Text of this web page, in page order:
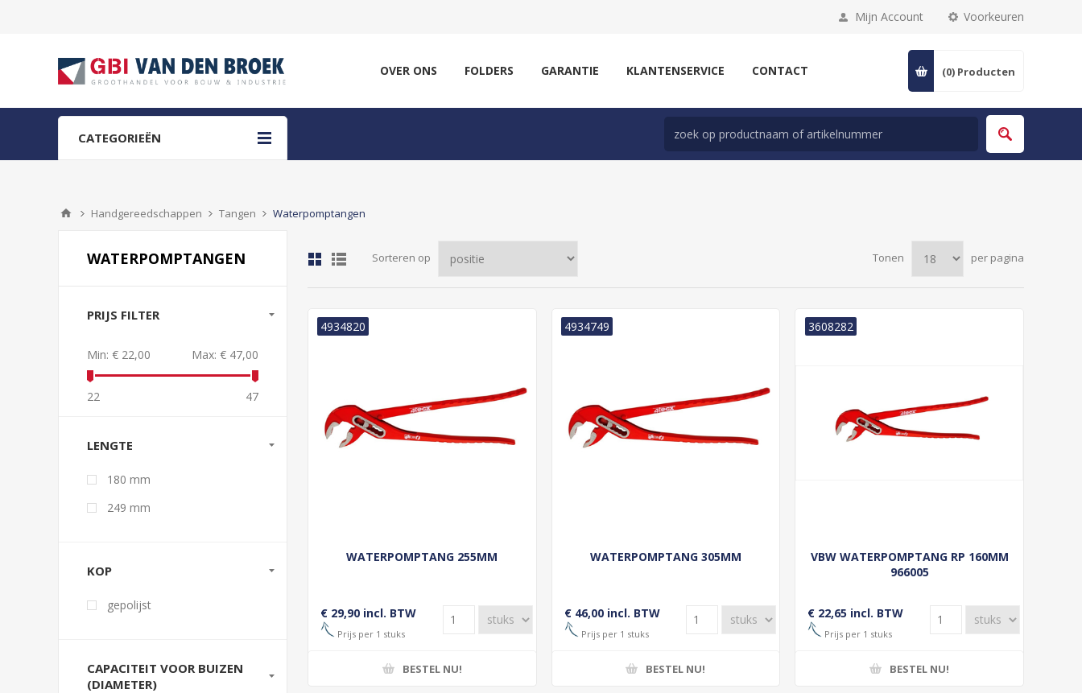
Voorkeuren
Mijn Account
OVER ONS FOLDERS GARANTIE KLANTENSERVICE CONTACT (0) Producten
CATEGORIEËN
Handgereedschappen Tangen Waterpomptangen
Sorteren op Tonen per pagina
WATERPOMPTANG 255MM
4934820
€ 29,90 incl. BTW
Prijs per 1 stuks
BESTEL NU!
WATERPOMPTANG 305MM
4934749
€ 46,00 incl. BTW
Prijs per 1 stuks
BESTEL NU!
VBW WATERPOMPTANG RP 160MM
966005
3608282
€ 22,65 incl. BTW
Prijs per 1 stuks
BESTEL NU!
WATERPOMPTANGEN
PRIJS FILTER
Min: € 22,00 Max: € 47,00
22 47
LENGTE
180 mm
249 mm
KOP
gepolijst
CAPACITEIT VOOR BUIZEN
(DIAMETER)